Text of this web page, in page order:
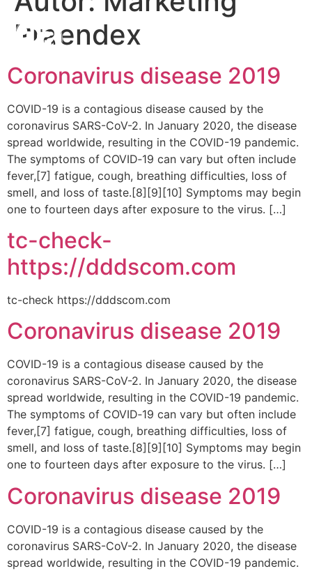
Praendex
Coronavirus disease 2019
COVID-19 is a contagious disease caused by the
coronavirus SARS-CoV-2. In January 2020, the disease
spread worldwide, resulting in the COVID-19 pandemic.
The symptoms of COVID‑19 can vary but often include
fever,[7] fatigue, cough, breathing difficulties, loss of
smell, and loss of taste.[8][9][10] Symptoms may begin
one to fourteen days after exposure to the virus. […]
tc-check-
https://dddscom.com
tc-check https://dddscom.com
Coronavirus disease 2019
COVID-19 is a contagious disease caused by the
coronavirus SARS-CoV-2. In January 2020, the disease
spread worldwide, resulting in the COVID-19 pandemic.
The symptoms of COVID‑19 can vary but often include
fever,[7] fatigue, cough, breathing difficulties, loss of
smell, and loss of taste.[8][9][10] Symptoms may begin
one to fourteen days after exposure to the virus. […]
Coronavirus disease 2019
COVID-19 is a contagious disease caused by the
coronavirus SARS-CoV-2. In January 2020, the disease
spread worldwide, resulting in the COVID-19 pandemic.